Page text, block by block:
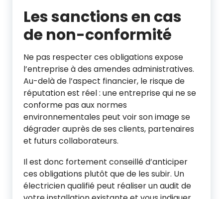
Les sanctions en cas
de non-conformité
Ne pas respecter ces obligations expose
l’entreprise à des amendes administratives.
Au-delà de l’aspect financier, le risque de
réputation est réel : une entreprise qui ne se
conforme pas aux normes
environnementales peut voir son image se
dégrader auprès de ses clients, partenaires
et futurs collaborateurs.
Il est donc fortement conseillé d’anticiper
ces obligations plutôt que de les subir. Un
électricien qualifié peut réaliser un audit de